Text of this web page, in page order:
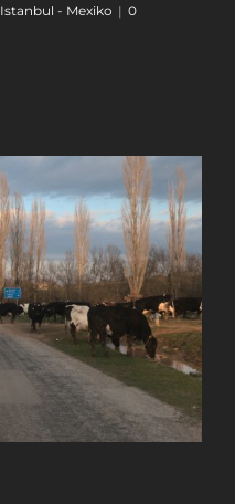
Istanbul - Mexiko | 0